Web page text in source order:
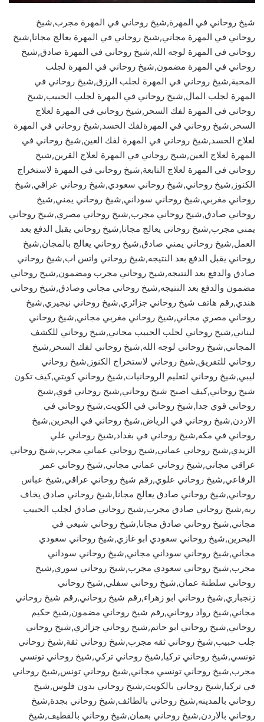
شيخ روحاني في المهرة,شيخ روحاني في المهرة مجرب,شيخ
روحاني في المهرة مجاني,شيخ روحاني في المهرة يعالج مجانا,شيخ
روحاني في المهرة لوجه الله,شيخ روحاني في المهرة صادق,شيخ
روحاني في المهرة مضمون,شيخ روحاني في المهرة لجلب
المحبة,شيخ روحاني في المهرة لجلب الرزق,شيخ روحاني في
المهرة لجلب المال,شيخ روحاني في المهرة لجلب الحبيب,شيخ
روحاني في المهرة لفك السحر,شيخ روحاني في المهرة لعلاج
السحر,شيخ روحاني في المهرةلفك الحسد,شيخ روحاني في المهرة
لعلاج الحسد,شيخ روحاني في المهرة لفك العين,شيخ روحاني في
المهرة لعلاج العين,شيخ روحاني في المهرة لعلاج القرين,شيخ
روحاني في المهرة لعلاج التابعة,شيخ روحاني في المهرة لاستخراج
الكنوز,شيخ روحاني,شيخ روحاني سعودي,شيخ روحاني عراقي,شيخ
روحاني مغربي,شيخ روحاني سوداني,شيخ روحاني يمني,شيخ
روحاني صادق,شيخ روحاني مجرب,شيخ روحاني مصري,شيخ روحاني
يمني مجرب,شيخ روحاني يعالج مجانا,شيخ روحاني يقبل الدفع بعد
العمل,شيخ روحاني يمني صادق,شيخ روحاني يعالج بالمجان,شيخ
روحاني يقبل الدفع بعد النتيجه,شيخ روحاني واتس اب,شيخ روحاني
صادق والدفع بعد النتيجه,شيخ روحاني مجرب ومضمون,شيخ روحاني
مضمون والدفع بعد النتيجه,شيخ روحاني مجاني وصادق,شيخ روحاني
هندي,رقم هاتف شيخ روحاني جزائري,شيخ روحاني نيجيري,شيخ
روحاني مصري مجاني,شيخ روحاني مغربي مجاني,شيخ روحاني
لبناني,شيخ روحاني لجلب الحبيب مجاني,شيخ روحاني للكشف
المجاني,شيخ روحاني لوجه الله,شيخ روحاني لفك السحر,شيخ
روحاني للتفريق,شيخ روحاني لاستخراج الكنوز,شيخ روحاني
ليبي,شيخ روحاني لتعليم الروحانيات,شيخ روحاني كويتي,كيف تكون
شيخ روحاني,كيف اصبح شيخ روحاني,شيخ روحاني قوي,شيخ
روحاني قوي جدا,شيخ روحاني في الكويت,شيخ روحاني في
الاردن,شيخ روحاني في الرياض,شيخ روحاني في البحرين,شيخ
روحاني في مكه,شيخ روحاني في بغداد,شيخ روحاني علي
الزيدي,شيخ روحاني عماني,شيخ روحاني عماني مجرب,شيخ روحاني
عراقي مجاني,شيخ روحاني عماني مجاني,شيخ روحاني عمر
الرفاعي,شيخ روحاني علوي,رقم شيخ روحاني عراقي,شيخ عباس
روحاني,شيخ روحاني صادق يعالج مجانا,شيخ روحاني صادق يخاف
ربه,شيخ روحاني صادق مجرب,شيخ روحاني صادق لجلب الحبيب
مجاني,شيخ روحاني صادق مجانا,شيخ روحاني شيعي في
البحرين,شيخ روحاني سعودي ابو غازي,شيخ روحاني سعودي
مجاني,شيخ روحاني سوداني مجاني,شيخ روحاني سوداني
مجرب,شيخ روحاني سعودي مجرب,شيخ روحاني سوري,شيخ
روحاني سلطنة عمان,شيخ روحاني سفلي,شيخ روحاني
زنجباري,شيخ روحاني ابو زهراء,رقم شيخ روحاني,رقم شيخ روحاني
مجاني,شيخ رواد روحاني,رقم شيخ روحاني مضمون,شيخ حكيم
روحاني,شيخ روحاني ابو حاتم,شيخ روحاني جزائري,شيخ روحاني
جلب حبيب,شيخ روحاني ثقه مجرب,شيخ روحاني ثقة,شيخ روحاني
تونسي,شيخ روحاني تركيا,شيخ روحاني تركي,شيخ روحاني تونسي
مجرب,شيخ روحاني تونسي مجاني,شيخ روحاني تونس,شيخ روحاني
في تركيا,شيخ روحاني بالكويت,شيخ روحاني بدون فلوس,شيخ
روحاني بالمدينه,شيخ روحاني بالطائف,شيخ روحاني بجدة,شيخ
روحاني بالاردن,شيخ روحاني بعمان,شيخ روحاني بالقطيف,شيخ